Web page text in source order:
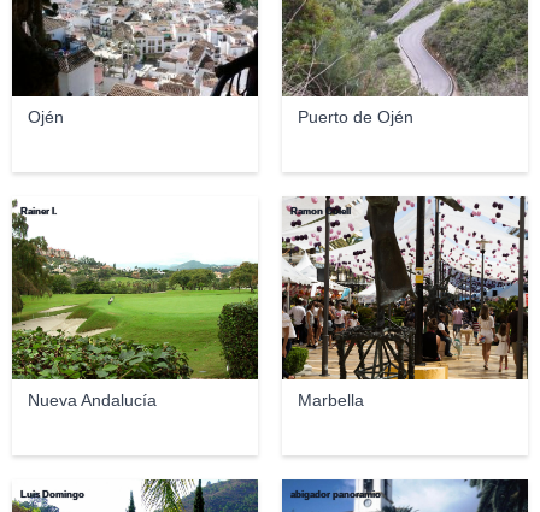
Ojén Puerto de Ojén
Nueva Andalucía
Rainer I.
Marbella
Ramon Colell
Luis Domingo abigador panoramio